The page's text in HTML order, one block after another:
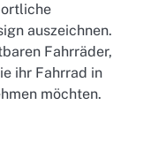
auszeichnen.
Fahrräder,
ihr Fahrrad in
möchten.